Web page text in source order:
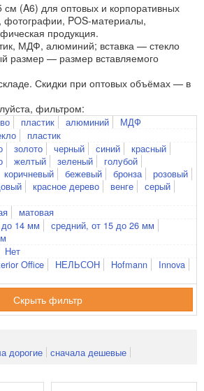
(A6) для оптовых и корпоративных
фотографии, POS-материалы,
продукция.
МДФ, алюминий; вставка — стекло
размер — размер вставляемого
Скидки при оптовых объёмах — в
фильтром:
пластик алюминий МДФ
пластик
золото черный синий
красный
желтый зеленый
голубой
коричневый бежевый бронза
розовый
красное дерево венге
серый
матовая
до 14 мм
средний, от 15 до 26 мм
Нет
Office НЕЛЬСОН Hofmann
Innova
фильтр
дорогие сначала дешевые